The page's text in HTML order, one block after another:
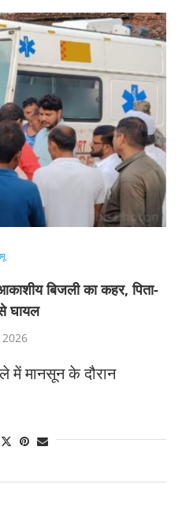
बिजली का कहर, पिता-
घायल
2026
में मानसून के दौरान